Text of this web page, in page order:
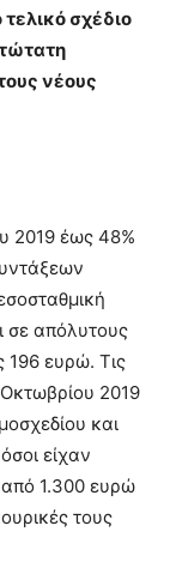
σχέδιο
νέους
2019 έως 48%
σε απόλυτους
196 ευρώ. Τις
Οκτωβρίου 2019
και
είχαν
από 1.300 ευρώ
τους